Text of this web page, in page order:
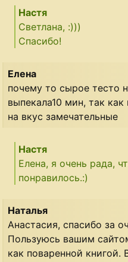
Настя
Светлана, :)))
Спасибо!
Eлена
почему то сырое тесто
выпекала10 мин, так как
на вкус замечательные
Настя
Eлена, я очень рада,
понравилось.:)
Наталья
Анастасия, спасибо за
Пользуюсь вашим
как поваренной книгой.